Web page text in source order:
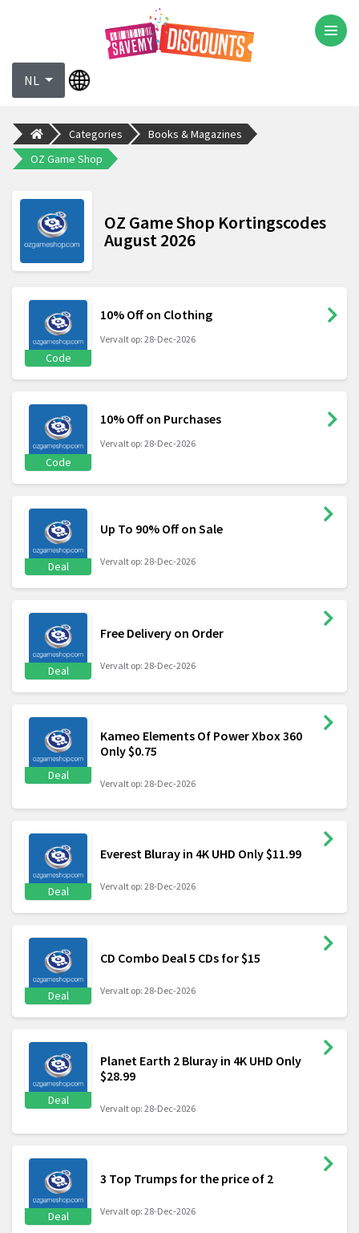
NL
Categories
Books & Magazines
OZ Game Shop
OZ Game Shop Kortingscodes
August 2026
Code
10% Off on Clothing
Vervalt op: 28-Dec-2026
Code
10% Off on Purchases
Vervalt op: 28-Dec-2026
Deal
Up To 90% Off on Sale
Vervalt op: 28-Dec-2026
Deal
Free Delivery on Order
Vervalt op: 28-Dec-2026
Deal
Kameo Elements Of Power Xbox 360
Only $0.75
Vervalt op: 28-Dec-2026
Deal
Everest Bluray in 4K UHD Only $11.99
Vervalt op: 28-Dec-2026
Deal
CD Combo Deal 5 CDs for $15
Vervalt op: 28-Dec-2026
Deal
Planet Earth 2 Bluray in 4K UHD Only
$28.99
Vervalt op: 28-Dec-2026
Deal
3 Top Trumps for the price of 2
Vervalt op: 28-Dec-2026